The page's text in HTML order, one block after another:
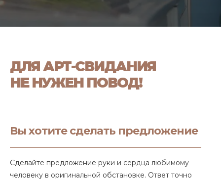
ДЛЯ АРТ-СВИДАНИЯ
НЕ НУЖЕН ПОВОД!
Вы хотите сделать предложение
Сделайте предложение руки и сердца любимому
человеку в оригинальной обстановке. Ответ точно